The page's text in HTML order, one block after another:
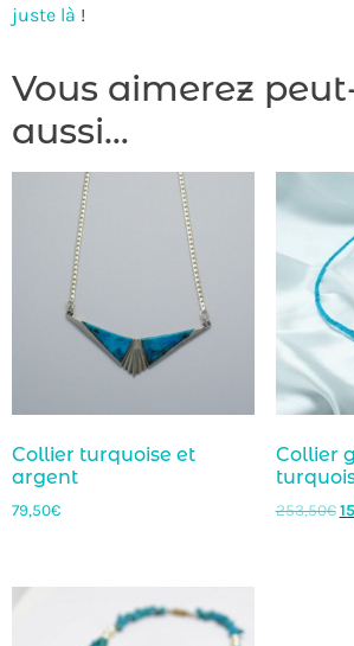
juste là !
Vous aimerez
aussi…
Collier turquoise et
argent
79,50€
Collier
253,50€